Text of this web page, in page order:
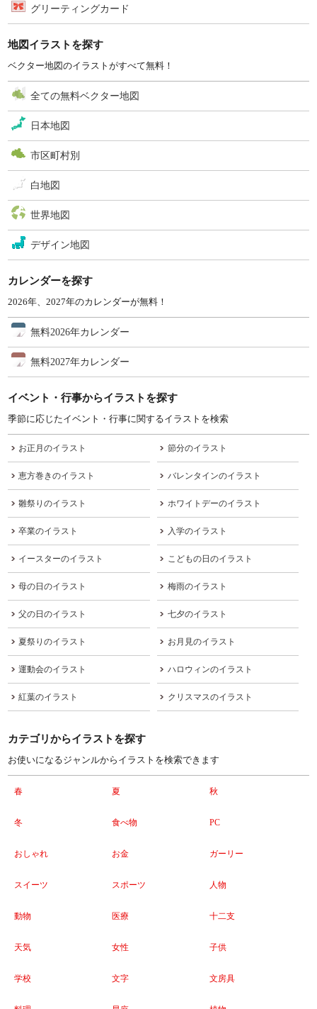
グリーティングカード
地図イラストを探す
ベクター地図のイラストがすべて無料！
全ての無料ベクター地図
日本地図
市区町村別
白地図
世界地図
デザイン地図
カレンダーを探す
2026年、2027年のカレンダーが無料！
無料2026年カレンダー
無料2027年カレンダー
イベント・行事からイラストを探す
季節に応じたイベント・行事に関するイラストを検索
お正月のイラスト 節分のイラスト
恵方巻きのイラスト バレンタインのイラスト
雛祭りのイラスト ホワイトデーのイラスト
卒業のイラスト 入学のイラスト
イースターのイラスト こどもの日のイラスト
母の日のイラスト 梅雨のイラスト
父の日のイラスト 七夕のイラスト
夏祭りのイラスト お月見のイラスト
運動会のイラスト ハロウィンのイラスト
紅葉のイラスト クリスマスのイラスト
カテゴリからイラストを探す
お使いになるジャンルからイラストを検索できます
春 夏 秋
冬 食べ物 PC
おしゃれ お金 ガーリー
スイーツ スポーツ 人物
動物 医療 十二支
天気 女性 子供
学校 文字 文房具